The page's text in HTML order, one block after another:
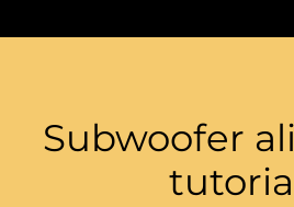
Subwoofer